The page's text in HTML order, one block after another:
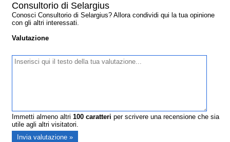
Consultorio di Selargius
Conosci Consultorio di Selargius? Allora condividi qui la tua opinione
con gli altri interessati.
Valutazione
Immetti almeno altri100 caratteri per scrivere una recensione che sia
utile agli altri visitatori.